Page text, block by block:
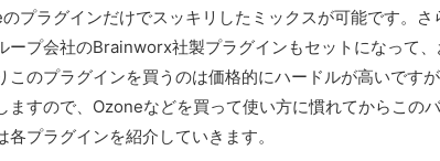
プラグインだけでスッキリしたミックスが可能です。
ープ会社のBrainworx社製プラグインもセットになって、
このプラグインを買うのは価格的にハードルが高いです
ますので、Ozoneなどを買って使い方に慣れてからこの
各プラグインを紹介していきます。